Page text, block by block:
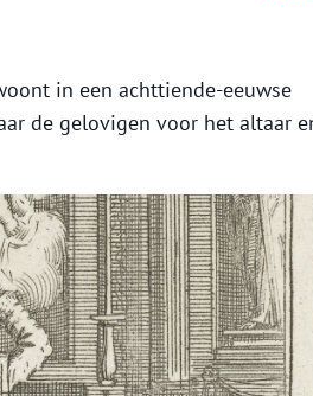
in een achttiende-eeuwse
de gelovigen voor het altaar